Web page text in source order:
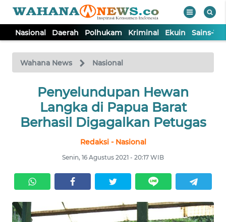
Nasional Daerah Polhukam Kriminal Ekuin Sains-
Wahana News Nasional
Penyelundupan Hewan
Langka di Papua Barat
Berhasil Digagalkan Petugas
Redaksi - Nasional
Senin, 16 Agustus 2021 - 20:17 WIB
TV
Tutup
NASIONAL
DAERAH
KRIMINAL
EKUIN